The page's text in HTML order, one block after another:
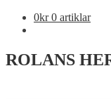
0kr 0 artiklar
ROLANS